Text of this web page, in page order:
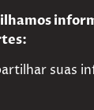
suas